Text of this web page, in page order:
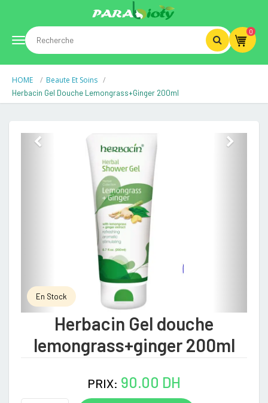
Toggle
navigation
0
HOME Beaute Et Soins
Herbacin Gel Douche Lemongrass+ginger 200ml
Previous
En Stock
Herbacin Gel douche
lemongrass+ginger 200ml
PRIX: 90.00 DH